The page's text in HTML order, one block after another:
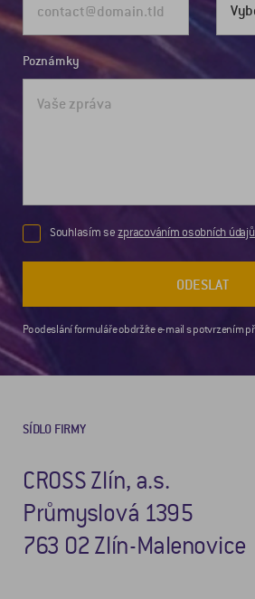
Poznámky
Souhlasím sezpracováním osobních údajů.
ODESLAT
Po odeslání formuláře obdržíte e-mail s potvrzením
SÍDLO FIRMY
CROSS Zlín, a.s.
Průmyslová 1395
763 02 Zlín-Malenovice